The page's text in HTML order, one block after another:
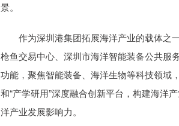
景。
作为深圳港集团拓展海洋产业的载体之
枪鱼交易中心、深圳市海洋智能装备公共服
功能，聚焦智能装备、海洋生物等科技领域
和“产学研用”深度融合创新平台，构建海洋
洋产业发展影响力。